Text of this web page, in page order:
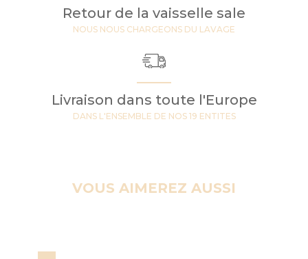
Retour de la vaisselle sale
NOUS NOUS CHARGEONS DU LAVAGE
Livraison dans toute l'Europe
DANS L'ENSEMBLE DE NOS 19 ENTITES
VOUS AIMEREZ AUSSI